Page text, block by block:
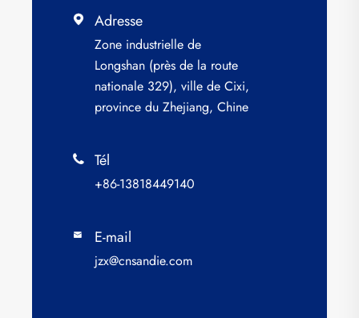
 Adresse
Zone industrielle de
Longshan (près de la route
nationale 329), ville de Cixi,
province du Zhejiang, Chine
 Tél
+86-13818449140
 E-mail
jzx@cnsandie.com